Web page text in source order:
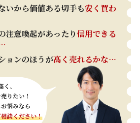
いから価値ある切手も安く買わ
注意喚起があったり信用できる
ョンのほうが高く売れるかな…
、
りたい！
悩みなら
談ください！